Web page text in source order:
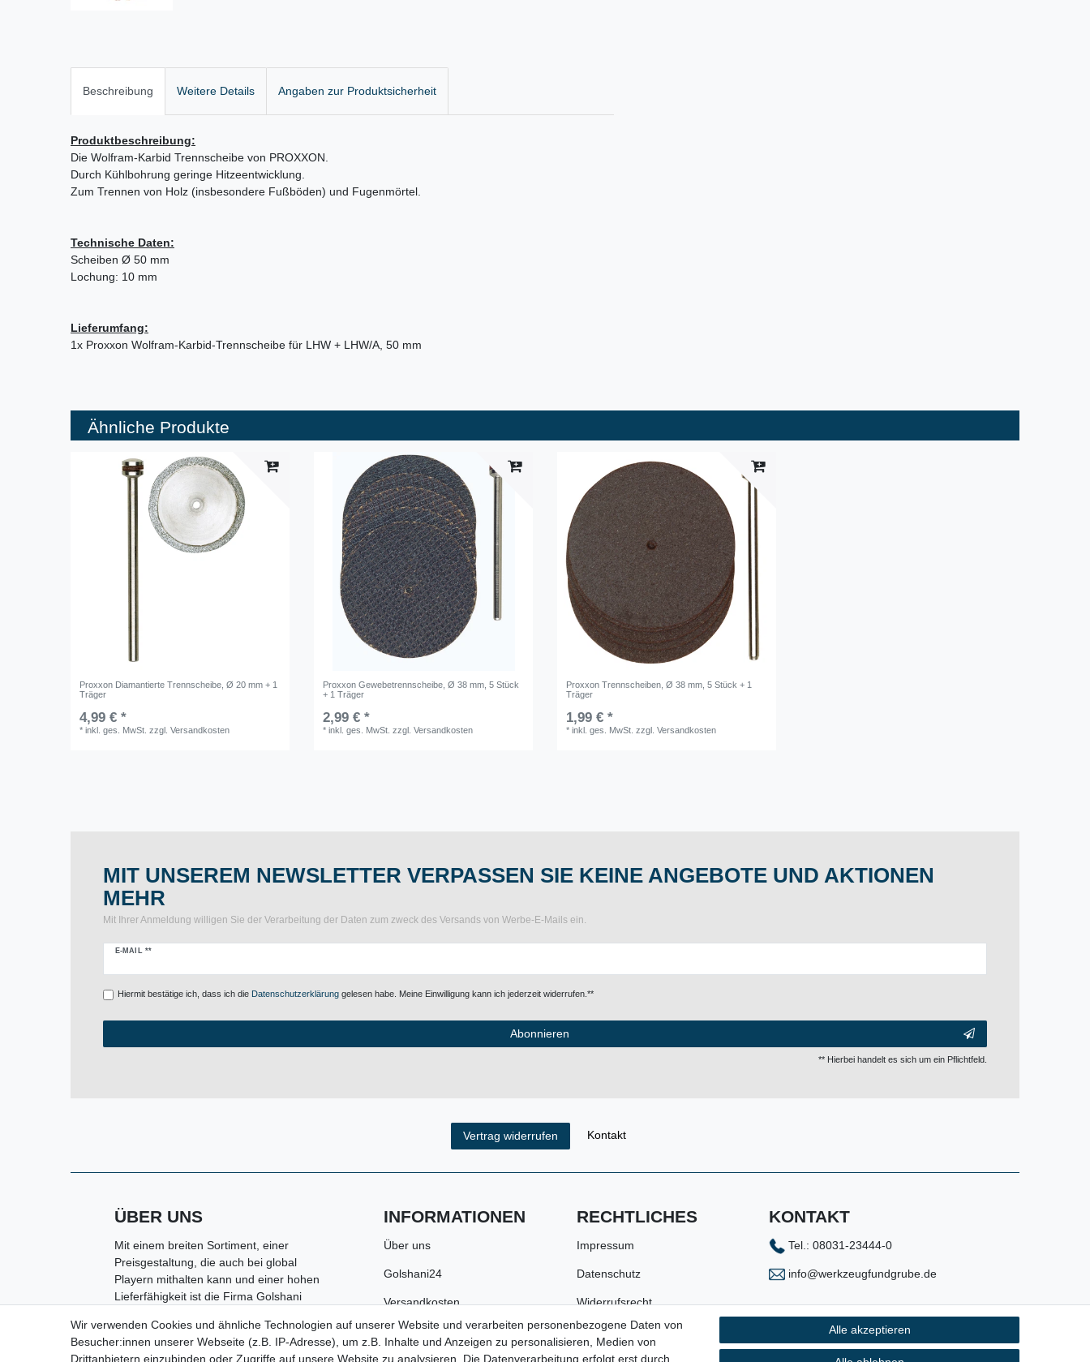
Beschreibung Weitere Details Angaben zur Produktsicherheit
Produktbeschreibung:
Die Wolfram-Karbid Trennscheibe von PROXXON.
Durch Kühlbohrung geringe Hitzeentwicklung.
Zum Trennen von Holz (insbesondere Fußböden) und Fugenmörtel.
Technische Daten:
Scheiben Ø 50 mm
Lochung: 10 mm
Lieferumfang:
1x Proxxon Wolfram-Karbid-Trennscheibe für LHW + LHW/A, 50 mm
Ähnliche Produkte
Proxxon Diamantierte Trennscheibe, Ø 20 mm + 1
Träger
4,99 € *
*inkl. ges. MwSt. zzgl.Versandkosten
Proxxon Gewebetrennscheibe, Ø 38 mm, 5 Stück
+ 1 Träger
2,99 € *
*inkl. ges. MwSt. zzgl.Versandkosten
Proxxon Trennscheiben, Ø 38 mm, 5 Stück + 1
Träger
1,99 € *
*inkl. ges. MwSt. zzgl.Versandkosten
MIT UNSEREM NEWSLETTER VERPASSEN SIE KEINE ANGEBOTE UND AKTIONEN
MEHR
Mit Ihrer Anmeldung willigen Sie der Verarbeitung der Daten zum zweck des Versands von Werbe-E-Mails ein.
E-MAIL **
Newsletter
Hiermit bestätige ich, dass ich die Daten­schutz­erklärunggelesen habe. Meine Einwilligung kann ich jederzeit widerrufen.**
Abonnieren
** Hierbei handelt es sich um ein Pflichtfeld.
Vertrag widerrufen Kontakt
ÜBER UNS
Mit einem breiten Sortiment, einer
Preisgestaltung, die auch bei global
Playern mithalten kann und einer hohen
Lieferfähigkeit ist die Firma Golshani
Partner rund um den Bereich
Maschinen, Handwerkzeuge,
INFORMATIONEN
Über uns
Golshani24
Versandkosten
Zahlungsarten
Batterie- und
RECHTLICHES
Impressum
Datenschutz
Widerrufsrecht
AGB
Widerrufsformular
KONTAKT
Tel.: 08031-23444-0
info@werkzeugfundgrube.de
Wir verwenden Cookies und ähnliche Technologien auf unserer Website und verarbeiten personenbezogene Daten von
Besucher:innen unserer Webseite (z.B. IP-Adresse), um z.B. Inhalte und Anzeigen zu personalisieren, Medien von
Drittanbietern einzubinden oder Zugriffe auf unsere Website zu analysieren. Die Datenverarbeitung erfolgt erst durch
Alle akzeptieren